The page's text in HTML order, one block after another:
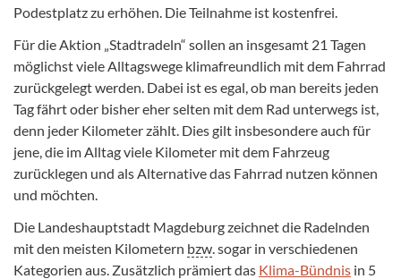
Podestplatz zu erhöhen. Die Teilnahme ist kostenfrei.
Für die Aktion „Stadtradeln“ sollen an insgesamt 21 Tagen
möglichst viele Alltagswege klimafreundlich mit dem Fahrrad
zurückgelegt werden. Dabei ist es egal, ob man bereits jeden
Tag fährt oder bisher eher selten mit dem Rad unterwegs ist,
denn jeder Kilometer zählt. Dies gilt insbesondere auch für
jene, die im Alltag viele Kilometer mit dem Fahrzeug
zurücklegen und als Alternative das Fahrrad nutzen können
und möchten.
Die Landeshauptstadt Magdeburg zeichnet die Radelnden
mit den meisten Kilometern bzw . sogar in verschiedenen
Kategorien aus. Zusätzlich prämiert das Klima-Bündnis in 5